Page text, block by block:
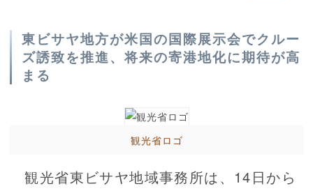
東ビサヤ地方が米国の国際展示会でクルー
ズ誘致を推進、将来の寄港地化に期待が高
まる
観光省ロゴ
観光省東ビサヤ地域事務所は、14日から